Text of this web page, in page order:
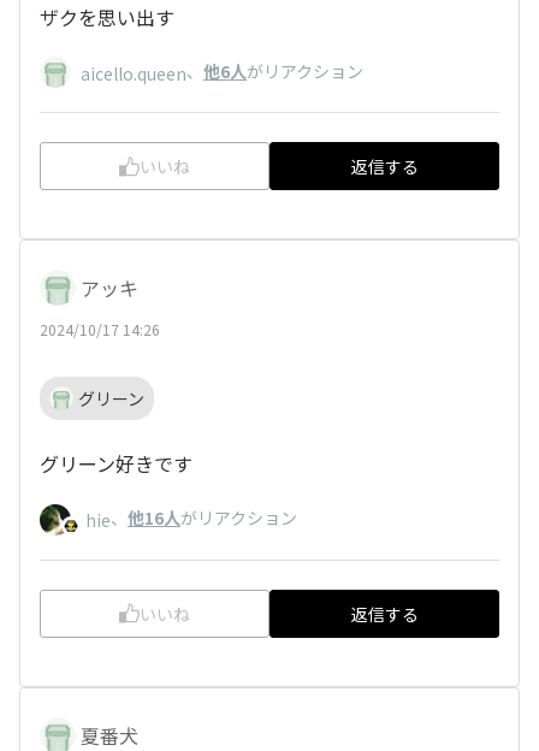
ザクを思い出す
aicello.queen、 他6人がリアクション
いいね 返信する
アッキ
2024/10/17 14:26
グリーン
グリーン好きです
hie、 他16人がリアクション
いいね 返信する
夏番犬